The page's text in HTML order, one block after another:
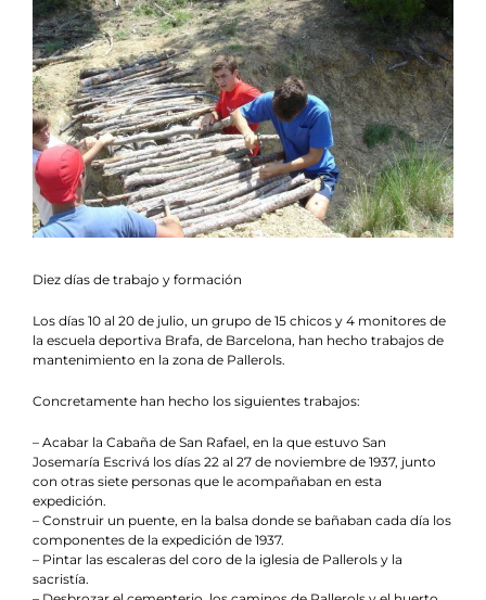
Contacto
Colabora
Diez días de trabajo y formación
Los días 10 al 20 de julio, un grupo de 15 chicos y 4 monitores de
la escuela deportiva Brafa, de Barcelona, han hecho trabajos de
mantenimiento en la zona de Pallerols.
Concretamente han hecho los siguientes trabajos:
– Acabar la Cabaña de San Rafael, en la que estuvo San
Josemaría Escrivá los días 22 al 27 de noviembre de 1937, junto
con otras siete personas que le acompañaban en esta
expedición.
– Construir un puente, en la balsa donde se bañaban cada día los
componentes de la expedición de 1937.
– Pintar las escaleras del coro de la iglesia de Pallerols y la
sacristía.